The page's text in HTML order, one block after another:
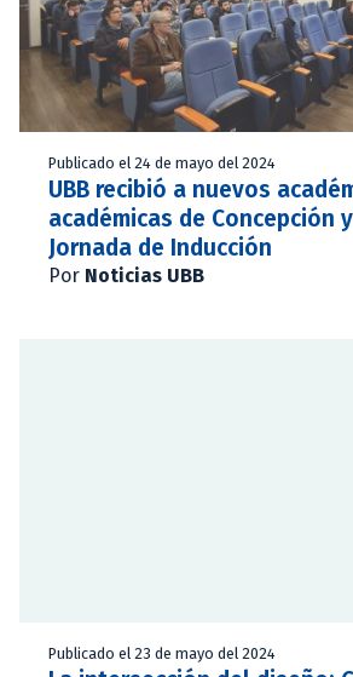
Publicado el 24 de mayo del 2024
UBB recibió a nuevos
académicas de Concepción
Jornada de Inducción
Por Noticias UBB
Publicado el 23 de mayo del 2024